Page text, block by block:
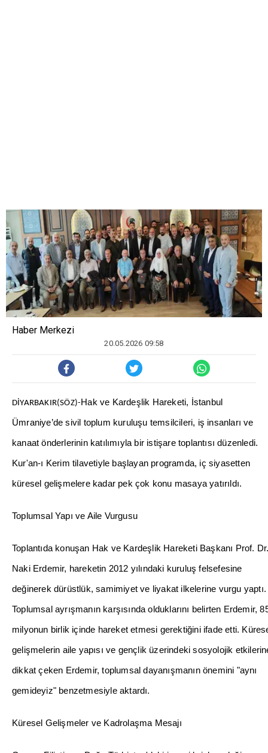
Haber Merkezi
20.05.2026 09:58
Hak ve Kardeşlik Hareketi,
Ümraniye’de sivil toplum kuruluş u temsilcileri, işinsanlar
kanaat önderlerinin katılımıyla bir istişare toplantısıdüzenledi.
Kur'an-ıKerim tilavetiyle başlayan programda, iç siyasetten
küresel gelişmelere kadar pek çok konu masaya yatırıldı.
Toplumsal Yap ve Aile Vurgusu
Toplantı da konuşan Hak ve Kardeş lik Hareketi BaşkanıProf.
Naki Erdemir, hareketin 2012 y
Toplumsal ayrışmanın karşı sında olduklarınıbelirten Erdemir,
milyonun birlik içinde hareket etmesi gerektiğini ifade etti.
gelişmelerin aile yap ısıve gençlik üzerindeki sosyolojik
dikkat çeken Erdemir, toplumsal dayanışmanın önemini "aynı
gemideyiz" benzetmesiyle aktardı.
Küresel Geli meler ve Kadrola şma Mesaj
Gazze, Filistin ve Doğu Türkistan'daki insani krizlere de
Erdemir, mevcut küresel mekanizmalar n yetersiz kald